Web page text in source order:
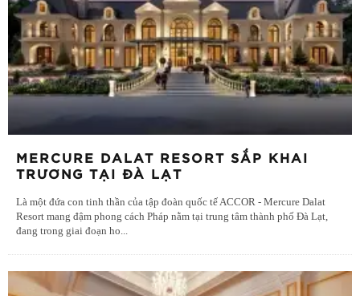
MERCURE DALAT RESORT SẮP KHAI
TRƯƠNG TẠI ĐÀ LẠT
Là một đứa con tinh thần của tập đoàn quốc tế ACCOR - Mercure Dalat
Resort mang đậm phong cách Pháp nằm tại trung tâm thành phố Đà Lạt,
đang trong giai đoạn ho...